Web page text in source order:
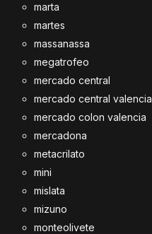
marta
martes
massanassa
megatrofeo
mercado central
mercado central valencia
mercado colon valencia
mercadona
metacrilato
mini
mislata
mizuno
monteolivete